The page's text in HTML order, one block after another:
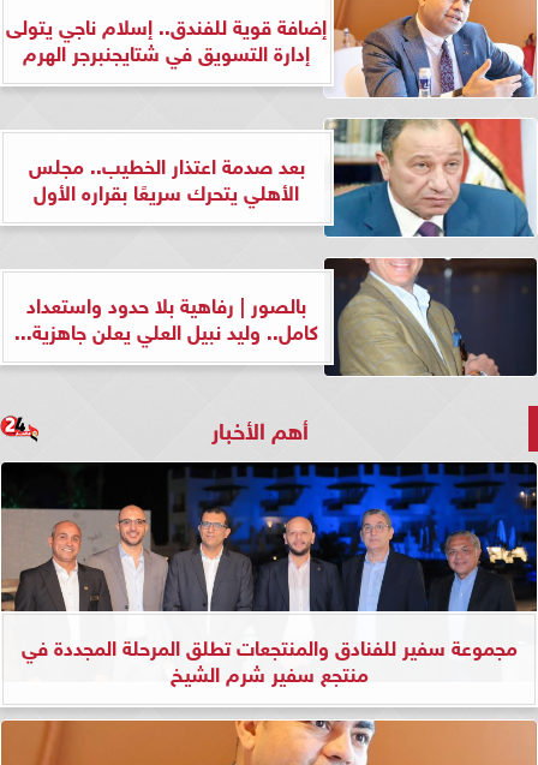
إضافة قوية للفندق.. إسلام ناجي يتولى
إدارة التسويق في شتايجنبرجر الهرم
بعد صدمة اعتذار الخطيب.. مجلس
الأهلي يتحرك سريعًا بقراره الأول
بالصور | رفاهية بلا حدود واستعداد
كامل.. وليد نبيل العلي يعلن جاهزية...
أهم الأخبار
مجموعة سفير للفنادق والمنتجعات تطلق المرحلة المجددة في
منتجع سفير شرم الشيخ